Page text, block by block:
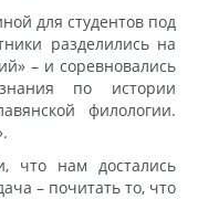
для студентов под
разделились на
– и соревновались
по истории
филологии.
что нам достались
– почитать то, что